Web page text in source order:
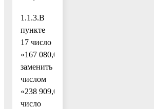
1.1.3.В
пункте
17 число
«167 080,0»
заменить
числом
«238 909,0»,
число